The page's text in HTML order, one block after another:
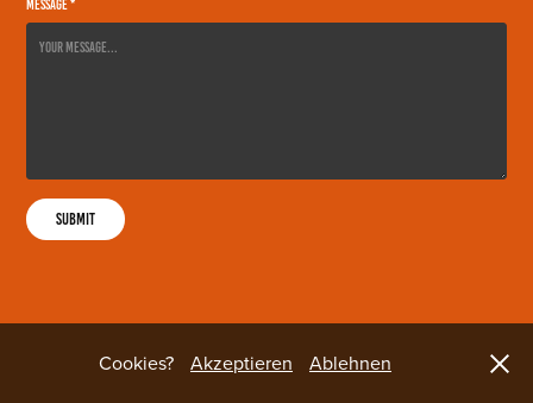
Message *
Submit
Cookies? Akzeptieren Ablehnen